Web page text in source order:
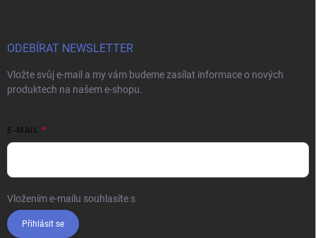
ODEBÍRAT NEWSLETTER
Vložte svůj e-mail a my vám budeme zasílat informace o nových
produktech na našem e-shopu.
E-MAIL
Vložením e-mailu souhlasíte s
Přihlásit se